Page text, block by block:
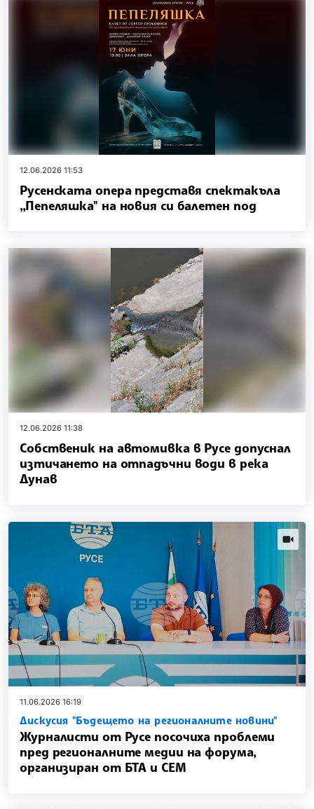
12.06.2026 11:53
Русенската опера представя спектакъла
„Пепеляшка" на новия си балетен под
12.06.2026 11:38
Собственик на автомивка в Русе допуснал
изтичането на отпадъчни води в река
Дунав
11.06.2026 16:19
Дискусия "Бъдещето на регионалните новини"
Журналисти от Русе посочиха проблеми
пред регионалните медии на форума,
организиран от БТА и СЕМ